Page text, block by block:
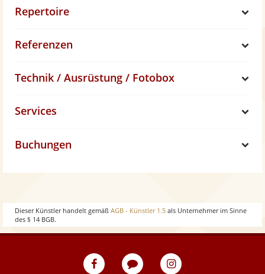
Repertoire
Referenzen
Technik / Ausrüstung / Fotobox
Services
Buchungen
Dieser Künstler handelt gemäß AGB - Künstler 1.5 als Unternehmer im Sinne
des § 14 BGB.
eventpeppers
Blog
eventpeppers